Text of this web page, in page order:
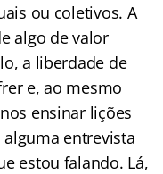
ou coletivos. A
algo de valor
a liberdade de
e, ao mesmo
ensinar lições
alguma entrevista
estou falando. Lá,